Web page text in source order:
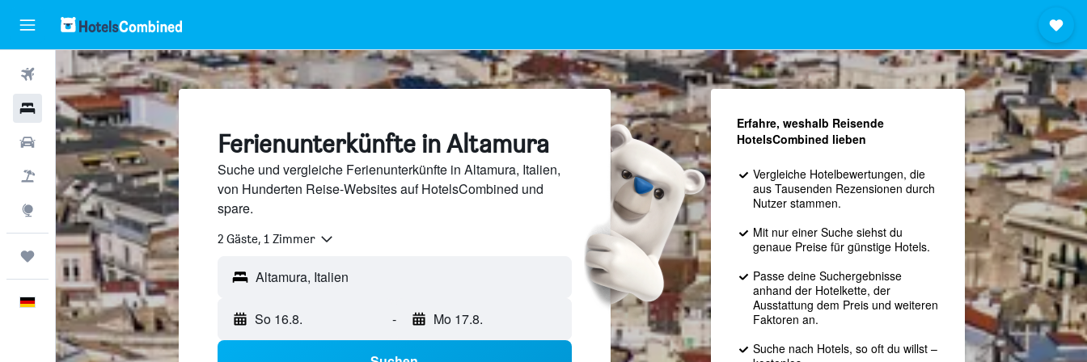
Flüge
Hotels
Mietwagen
Pauschalreisen
Explore
Trips
Deutsch
Ferienunterkünfte in Altamura
Suche und vergleiche Ferienunterkünfte in Altamura, Italien,
von Hunderten Reise-Websites auf HotelsCombined und
spare.
2 Gäste, 1 Zimmer
So 16.8. - Mo 17.8.
Erfahre, weshalb Reisende
HotelsCombined lieben
Vergleiche Hotelbewertungen, die
aus Tausenden Rezensionen durch
Nutzer stammen.
Mit nur einer Suche siehst du
genaue Preise für günstige Hotels.
Passe deine Suchergebnisse
anhand der Hotelkette, der
Ausstattung dem Preis und weiteren
Faktoren an.
Suche nach Hotels, so oft du willst –